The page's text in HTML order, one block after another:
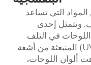
التي تساعد
وتتمثل إحدى
اللوحات في التلف
الناجم عن الأشعة فوق البنفسجية (UV) المنبعثة من أشعة
ألوان اللوحات،